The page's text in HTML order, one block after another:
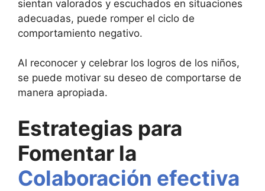
sientan valorados y escuchados en situaciones
adecuadas, puede romper el ciclo de
comportamiento negativo.
Al reconocer y celebrar los logros de los niños,
se puede motivar su deseo de comportarse de
manera apropiada.
Estrategias para
Fomentar la
Colaboración efectiva